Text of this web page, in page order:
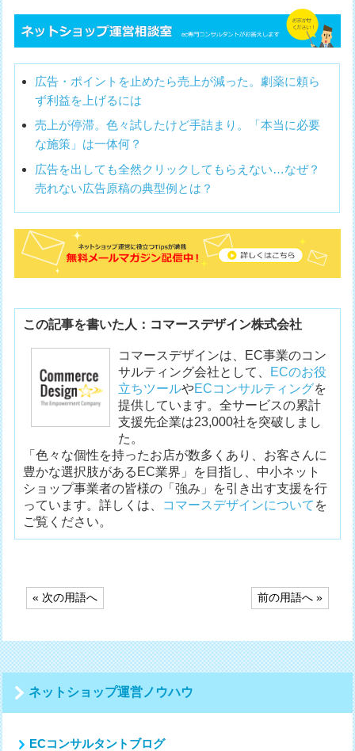
広告・ポイントを止めたら売上が減った。劇薬に頼ら
ず利益を上げるには
売上が停滞。色々試したけど手詰まり。「本当に必要
な施策」は一体何？
広告を出しても全然クリックしてもらえない…なぜ？
売れない広告原稿の典型例とは？
この記事を書いた人：コマースデザイン株式会社
コマースデザインは、EC事業のコン
サルティング会社として、 ECのお役
立ちツールやECコンサルティングを
提供しています。全サービスの累計
支援先企業は23,000社を突破しまし
た。
「色々な個性を持ったお店が数多くあり、お客さんに
豊かな選択肢があるEC業界」を目指し、中小ネット
ショップ事業者の皆様の「強み」を引き出す支援を行
っています。詳しくは、 コマースデザインについて を
ご覧ください。
投
稿
ナ
ビ
ゲ
ー
シ
ョ
ン
« 次の用語へ 前の用語へ »
ネットショップ運営ノウハウ
ECコンサルタントブログ